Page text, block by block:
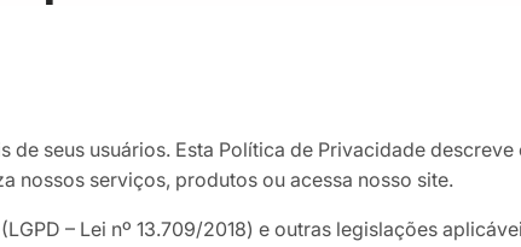
seus usuários. Esta Política de Privacidade
nossos serviços, produtos ou acessa nosso site.
– Lei nº 13.709/2018) e outras legislações